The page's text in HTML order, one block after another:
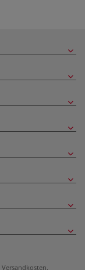
Versandkosten.